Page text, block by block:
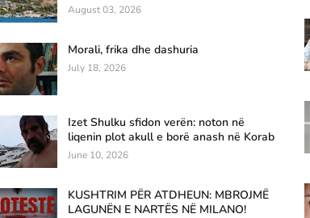
August 03, 2026
Morali, frika dhe dashuria
July 18, 2026
Izet Shulku sfidon verën: noton në
liqenin plot akull e borë anash në Korab
June 10, 2026
KUSHTRIM PËR ATDHEUN: MBROJMË
LAGUNËN E NARTËS NË MILANO!